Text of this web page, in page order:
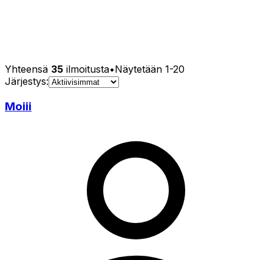
Yhteensä 35 ilmoitusta•Näytetään 1-20
Järjestys:
Moiii